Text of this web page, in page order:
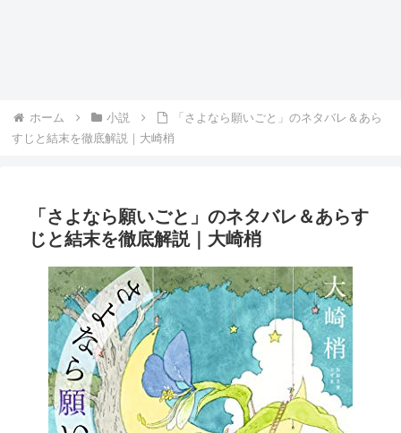
ホーム 小説
「さよなら願いごと」のネタバレ＆あら
すじと結末を徹底解説｜大崎梢
「さよなら願いごと」のネタバレ＆あらす
じと結末を徹底解説｜大崎梢